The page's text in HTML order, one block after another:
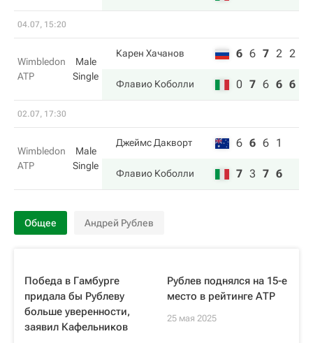
04.07, 15:20
Wimbledon
ATP
Male
Single
Карен Хачанов 6 6 7 2 2
Флавио Коболли 0 7 6 6 6
02.07, 17:30
Wimbledon
ATP
Male
Single
Джеймс Дакворт 6 6 6 1
Флавио Коболли 7 3 7 6
Общее Андрей Рублев
Победа в Гамбурге
придала бы Рублеву
больше уверенности,
заявил Кафельников
Рублев поднялся на 15-е
место в рейтинге АТР
25 мая 2025